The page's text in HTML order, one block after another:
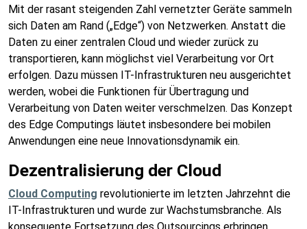
Mit der rasant steigenden Zahl vernetzter Geräte sammeln
sich Daten am Rand („Edge“) von Netzwerken. Anstatt die
Daten zu einer zentralen Cloud und wieder zurück zu
transportieren, kann möglichst viel Verarbeitung vor Ort
erfolgen. Dazu müssen IT-Infrastrukturen neu ausgerichtet
werden, wobei die Funktionen für Übertragung und
Verarbeitung von Daten weiter verschmelzen. Das Konzept
des Edge Computings läutet insbesondere bei mobilen
Anwendungen eine neue Innovationsdynamik ein.
Dezentralisierung der Cloud
Cloud Computing revolutionierte im letzten Jahrzehnt die
IT-Infrastrukturen und wurde zur Wachstumsbranche. Als